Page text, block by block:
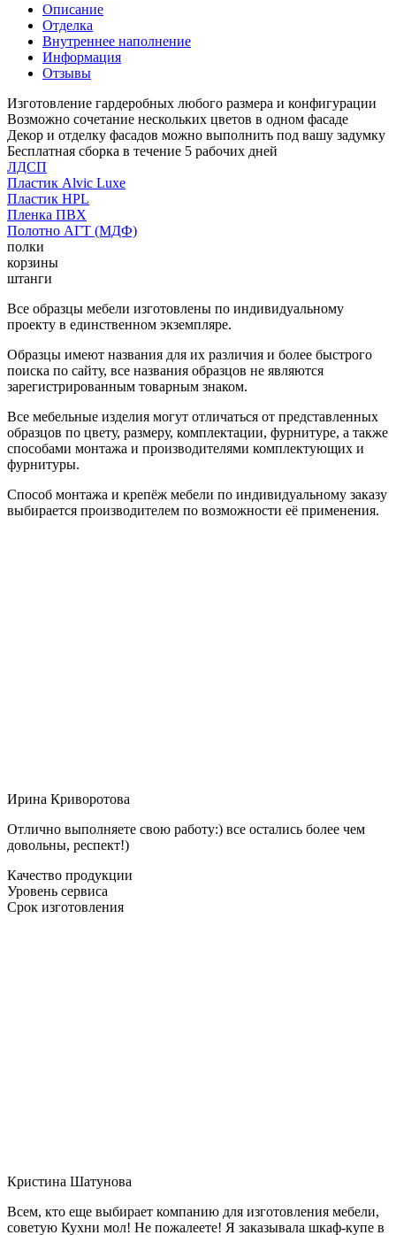
Описание
Отделка
Внутреннее наполнение
Информация
Отзывы
Изготовление гардеробных любого размера и конфигурации
Возможно сочетание нескольких цветов в одном фасаде
Декор и отделку фасадов можно выполнить под вашу задумку
Бесплатная сборка в течение 5 рабочих дней
ЛДСП
Пластик Alvic Luxe
Пластик HPL
Пленка ПВХ
Полотно АГТ (МДФ)
полки
корзины
штанги
Все образцы мебели изготовлены по индивидуальному
проекту в единственном экземпляре.
Образцы имеют названия для их различия и более быстрого
поиска по сайту, все названия образцов не являются
зарегистрированным товарным знаком.
Все мебельные изделия могут отличаться от представленных
образцов по цвету, размеру, комплектации, фурнитуре, а также
способами монтажа и производителями комплектующих и
фурнитуры.
Способ монтажа и крепёж мебели по индивидуальному заказу
выбирается производителем по возможности её применения.
Ирина Криворотова
Отлично выполняете свою работу:) все остались более чем
довольны, респект!)
Качество продукции
Уровень сервиса
Срок изготовления
Кристина Шатунова
Всем, кто еще выбирает компанию для изготовления мебели,
советую Кухни мол! Не пожалеете! Я заказывала шкаф-купе в